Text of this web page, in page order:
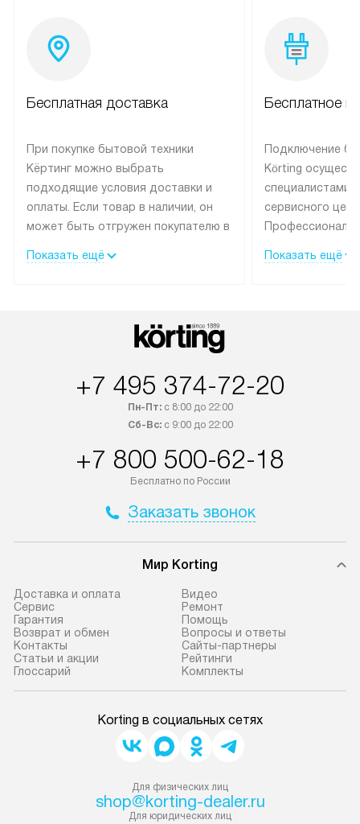
Бесплатная доставка
При покупке бытовой техники
Кёртинг можно выбрать
подходящие условия доставки и
оплаты. Если товар в наличии, он
может быть отгружен покупателю в
оплачивается дополнительно.
Показать ещё
Бесплатное
Подключение
Körting
специалистами
сервисного
эксплуатации
Показать ещё
+7 495 374-72-20
Пн-Пт:с 8:00 до 22:00
Сб-Вс:с 9:00 до 22:00
+7 800 500-62-18
Бесплатно по России
Заказать звонок
Мир Korting
Доставка и оплата
Сервис
Гарантия
Возврат и обмен
Контакты
Статьи и акции
Глоссарий
Видео
Ремонт
Помощь
Вопросы и ответы
Сайты-партнеры
Рейтинги
Комплекты
Korting в социальных сетях
Для физических лиц
shop@korting-dealer.ru
Для юридических лиц